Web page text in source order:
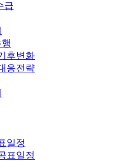
급
후변화
응전략
일정
표일정